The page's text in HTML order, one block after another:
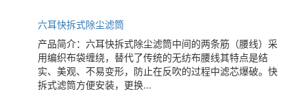
六耳快拆式除尘滤筒
产品简介：六耳快拆式除尘滤筒中间的两条筋（腰线）采
用编织布袋缠绕，替代了传统的无纺布腰线其特点是结
实、美观、不易变形，防止在反吹的过程中滤芯爆破。快
拆式滤筒方便安装，更换...